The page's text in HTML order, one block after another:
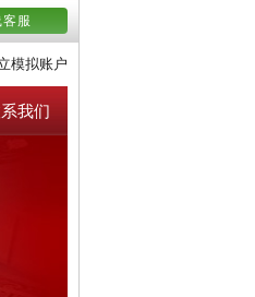
服
模拟账户
我们